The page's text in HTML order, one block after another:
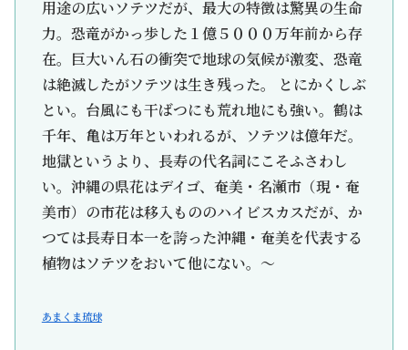
用途の広いソテツだが、最大の特徴は驚異の生命
力。恐竜がかっ歩した１億５０００万年前から存
在。巨大いん石の衝突で地球の気候が激変、恐竜
は絶滅したがソテツは生き残った。 とにかくしぶ
とい。台風にも干ばつにも荒れ地にも強い。鶴は
千年、亀は万年といわれるが、ソテツは億年だ。
地獄というより、長寿の代名詞にこそふさわし
い。沖縄の県花はデイゴ、奄美・名瀬市（現・奄
美市）の市花は移入もののハイビスカスだが、か
つては長寿日本一を誇った沖縄・奄美を代表する
植物はソテツをおいて他にない。～
あまくま琉球